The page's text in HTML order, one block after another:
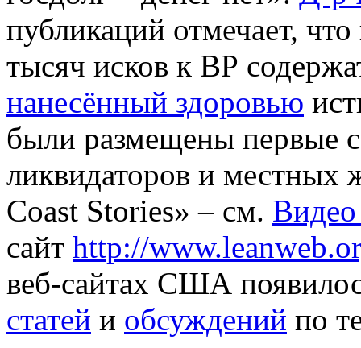
публикаций отмечает,
тысяч исков к ВР
нанесённый здоровью
были размещены первые
ликвидаторов и местных
Coast Stories» – см.
сайт http://
веб-сайтах США
статей и обсуждений по